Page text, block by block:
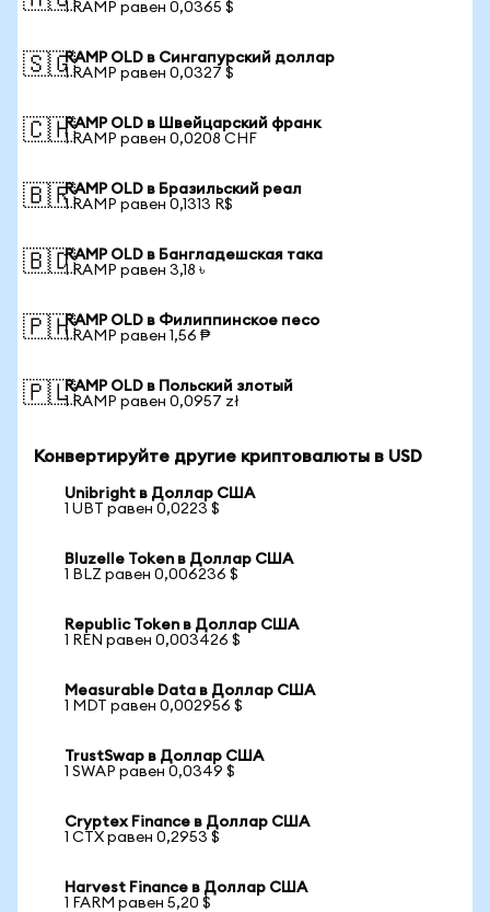
1 RAMP равен 0,0365 $
🇸🇬RAMP OLD в Сингапурский доллар
1 RAMP равен 0,0327 $
🇨🇭RAMP OLD в Швейцарский франк
1 RAMP равен 0,0208 CHF
🇧🇷RAMP OLD в Бразильский реал
1 RAMP равен 0,1313 R$
🇧🇩RAMP OLD в Бангладешская така
1 RAMP равен 3,18 ৳
🇵🇭RAMP OLD в Филиппинское песо
1 RAMP равен 1,56 ₱
🇵🇱RAMP OLD в Польский злотый
1 RAMP равен 0,0957 zł
Конвертируйте другие криптовалюты в USD
Unibright в Доллар США
1 UBT равен 0,0223 $
Bluzelle Token в Доллар США
1 BLZ равен 0,006236 $
Republic Token в Доллар США
1 REN равен 0,003426 $
Measurable Data в Доллар США
1 MDT равен 0,002956 $
TrustSwap в Доллар США
1 SWAP равен 0,0349 $
Cryptex Finance в Доллар США
1 CTX равен 0,2953 $
Harvest Finance в Доллар США
1 FARM равен 5,20 $